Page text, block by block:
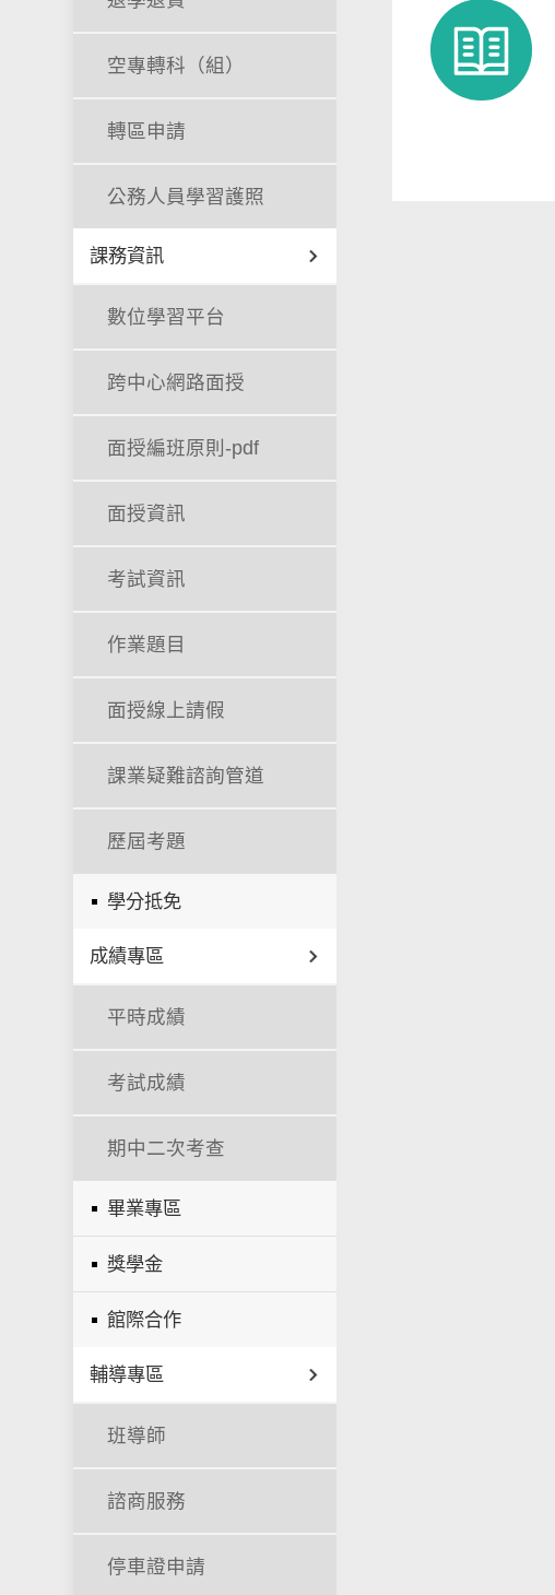
空專轉科（組）
轉區申請
公務人員學習護照
課務資訊
數位學習平台
跨中心網路面授
面授編班原則-pdf
面授資訊
考試資訊
作業題目
面授線上請假
課業疑難諮詢管道
歷屆考題
學分抵免
成績專區
平時成績
考試成績
期中二次考查
畢業專區
獎學金
館際合作
輔導專區
班導師
諮商服務
停車證申請